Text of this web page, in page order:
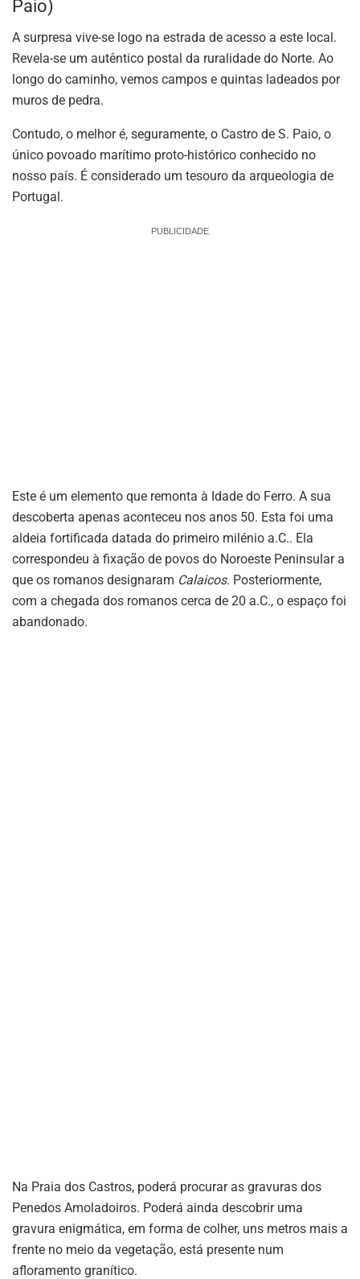
Paio)
A surpresa vive-se logo na estrada de acesso a este local.
Revela-se um autêntico postal da ruralidade do Norte. Ao
longo do caminho, vemos campos e quintas ladeados por
muros de pedra.
Contudo, o melhor é, seguramente, o Castro de S. Paio, o
único povoado marítimo proto-histórico conhecido no
nosso país. É considerado um tesouro da arqueologia de
Portugal.
PUBLICIDADE
Este é um elemento que remonta à Idade do Ferro. A sua
descoberta apenas aconteceu nos anos 50. Esta foi uma
aldeia fortificada datada do primeiro milénio a.C.. Ela
correspondeu à fixação de povos do Noroeste Peninsular a
que os romanos designaram Calaicos. Posteriormente,
com a chegada dos romanos cerca de 20 a.C., o espaço foi
abandonado.
Na Praia dos Castros, poderá procurar as gravuras dos
Penedos Amoladoiros. Poderá ainda descobrir uma
gravura enigmática, em forma de colher, uns metros mais a
frente no meio da vegetação, está presente num
afloramento granítico.